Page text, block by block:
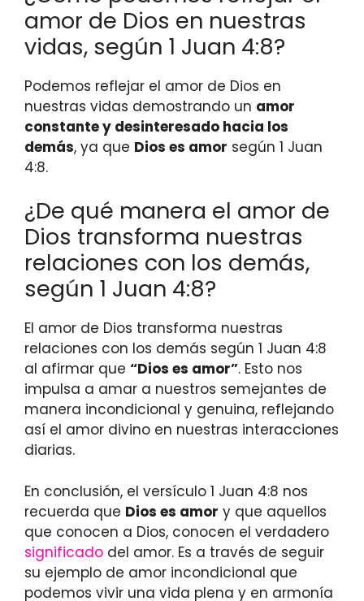
amor de Dios en nuestras
vidas, según 1 Juan 4:8?
Podemos reflejar el amor de Dios en
nuestras vidas demostrando un amor
constante y desinteresado hacia los
demás, ya que Dios es amor según 1 Juan
4:8.
¿De qué manera el amor de
Dios transforma nuestras
relaciones con los demás,
según 1 Juan 4:8?
El amor de Dios transforma nuestras
relaciones con los demás según 1 Juan 4:8
al afirmar que “Dios es amor”. Esto nos
impulsa a amar a nuestros semejantes de
manera incondicional y genuina, reflejando
así el amor divino en nuestras interacciones
diarias.
En conclusión, el versículo 1 Juan 4:8 nos
recuerda que Dios es amor y que aquellos
que conocen a Dios, conocen el verdadero
significado del amor. Es a través de seguir
su ejemplo de amor incondicional que
podemos vivir una vida plena y en armonía